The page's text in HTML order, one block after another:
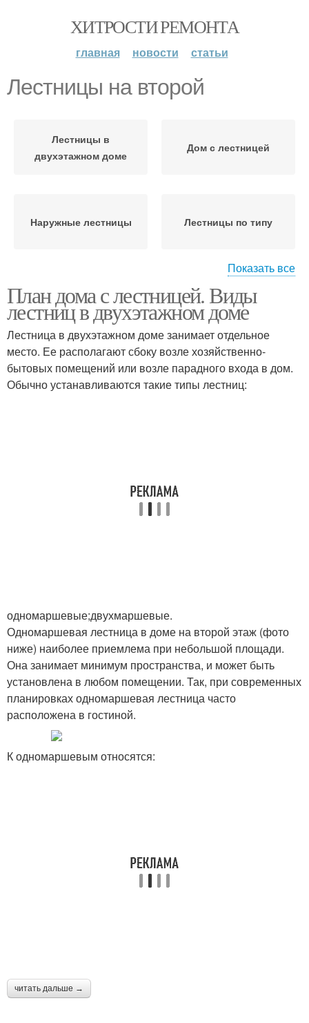
ХИТРОСТИ РЕМОНТА
главная новости статьи
Лестницы на второй
Лестницы в
двухэтажном доме
Дом с лестницей
Наружные лестницы Лестницы по типу
материалам
Показать все
План дома с лестницей. Виды
лестниц в двухэтажном доме
Лестница в двухэтажном доме занимает отдельное
место. Ее располагают сбоку возле хозяйственно-
бытовых помещений или возле парадного входа в дом.
Обычно устанавливаются такие типы лестниц:
одномаршевые;двухмаршевые.
Одномаршевая лестница в доме на второй этаж (фото
ниже) наиболее приемлема при небольшой площади.
Она занимает минимум пространства, и может быть
установлена в любом помещении. Так, при современных
планировках одномаршевая лестница часто
расположена в гостиной.
К одномаршевым относятся:
читать дальше →